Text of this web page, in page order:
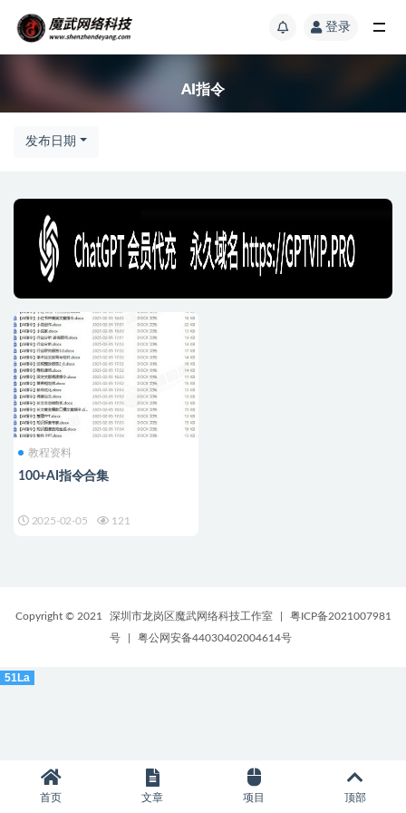
登录
AI指令
发布日期
教程资料
100+AI指令合集
2025-02-05 121
Copyright © 2021 深圳市龙岗区魔武网络科技工作室
粤ICP备2021007981
号
粤公网安备44030402004614号
首页 文章 项目 顶部
51La